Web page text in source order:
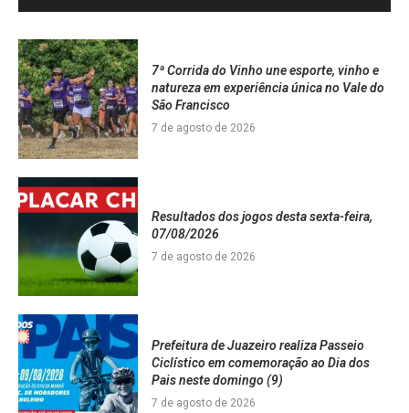
7ª Corrida do Vinho une esporte, vinho e
natureza em experiência única no Vale do
São Francisco
7 de agosto de 2026
Resultados dos jogos desta sexta-feira,
07/08/2026
7 de agosto de 2026
Prefeitura de Juazeiro realiza Passeio
Ciclístico em comemoração ao Dia dos
Pais neste domingo (9)
7 de agosto de 2026